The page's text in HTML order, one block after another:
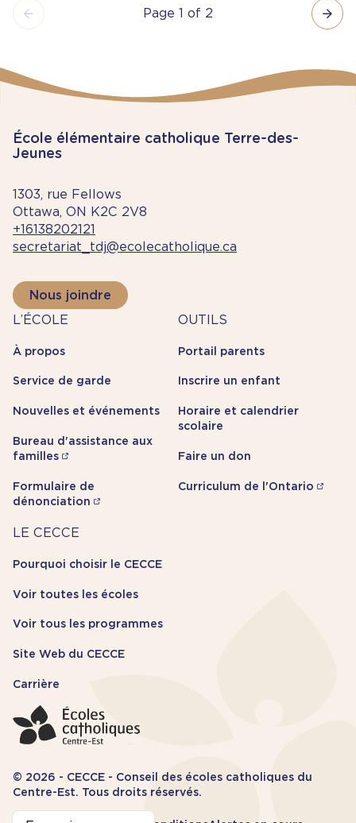
Pagination Page 1 of 2
École élémentaire catholique Terre-des-
Jeunes
1303, rue Fellows
Ottawa, ON K2C 2V8
+16138202121
secretariat_tdj@ecolecatholique.ca
Nous joindre
À
propos
L’ÉCOLE
À propos
Service de garde
Nouvelles et événements
Bureau d'assistance aux
familles
Formulaire de
dénonciation
Outils
OUTILS
Portail parents
Inscrire un enfant
Horaire et calendrier
scolaire
Faire un don
Curriculum de l'Ontario
Carrière
LE CECCE
Pourquoi choisir le CECCE
Voir toutes les écoles
Voir tous les programmes
Site Web du CECCE
Carrière
© 2026 - CECCE - Conseil des écoles catholiques du
Centre-Est. Tous droits réservés.